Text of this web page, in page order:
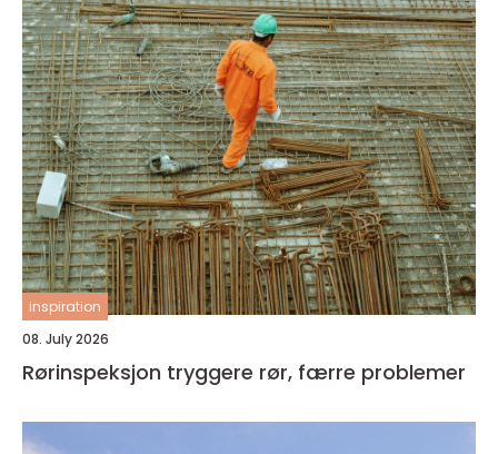
inspiration
08. July 2026
Rørinspeksjon tryggere rør, færre problemer